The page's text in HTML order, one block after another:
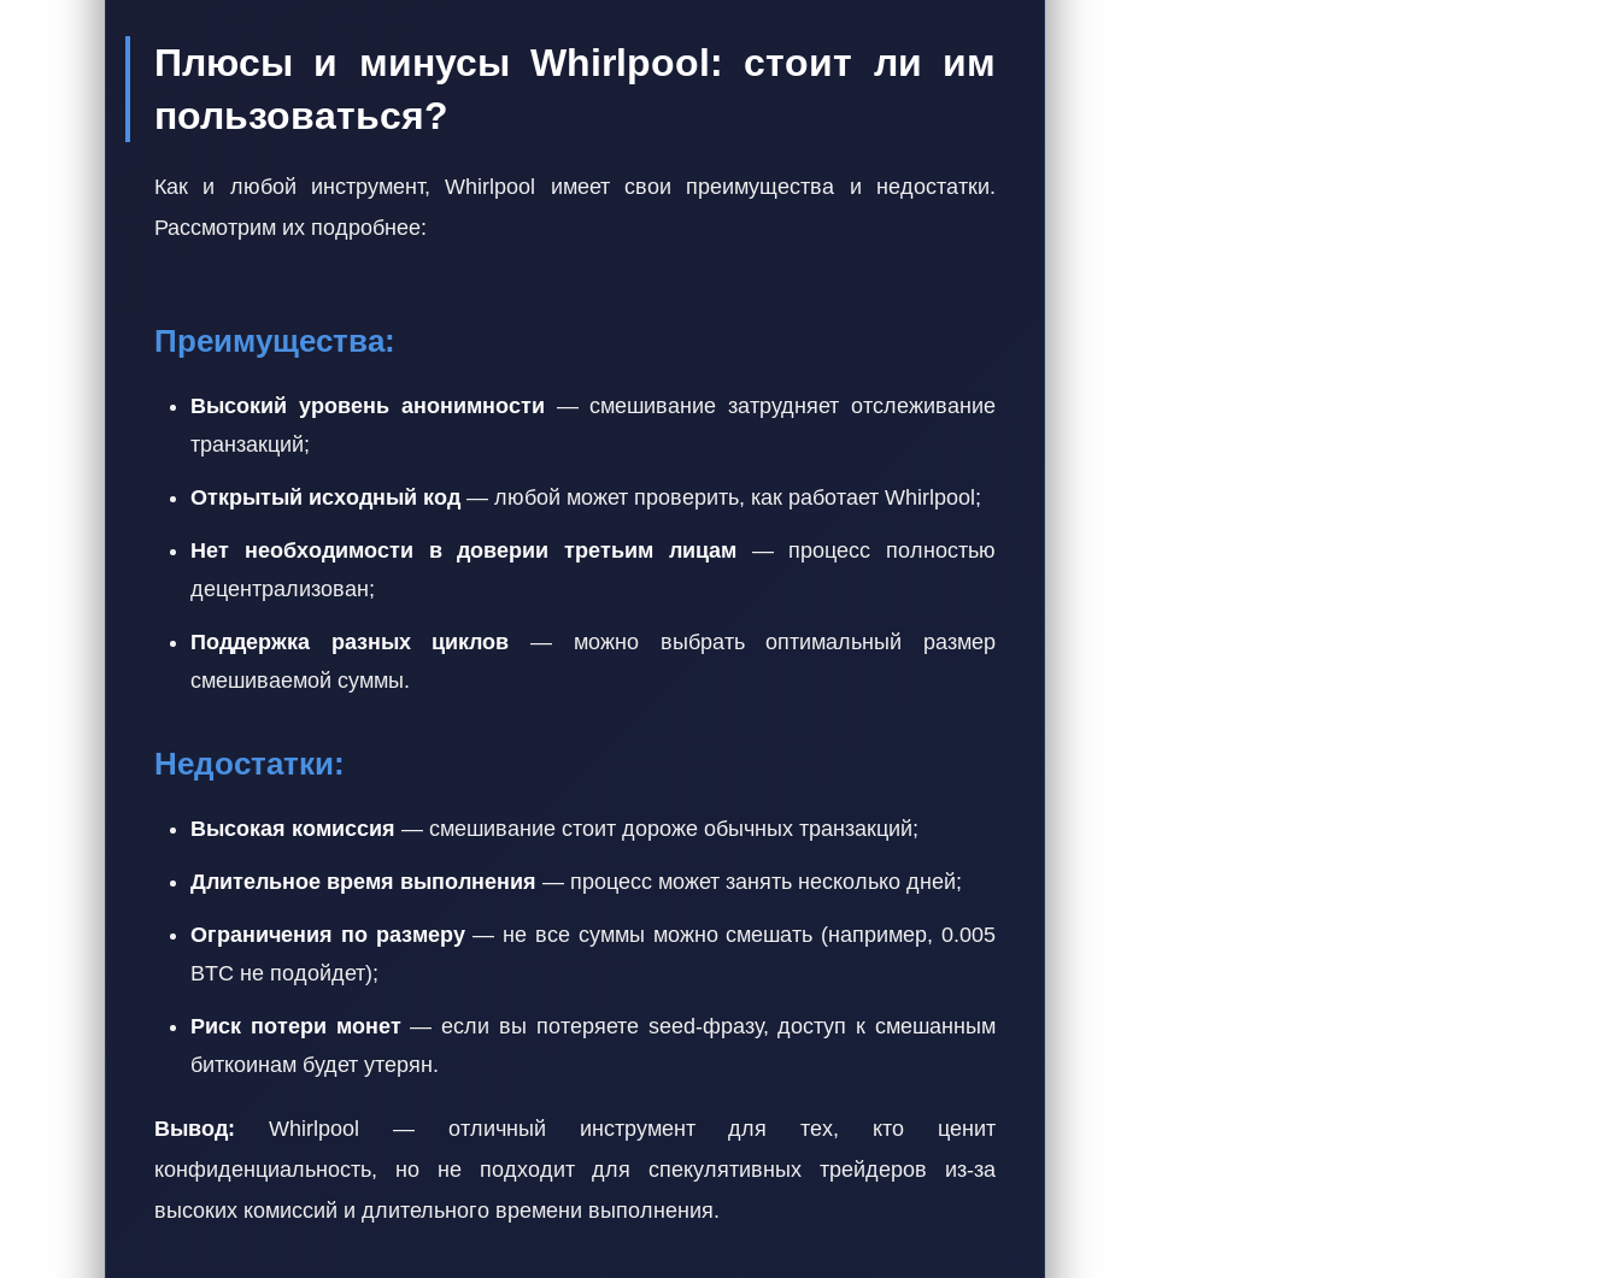
Плюсы и минусы Whirlpool: стоит ли им
пользоваться?
Как и любой инструмент, Whirlpool имеет свои преимущества и недостатки.
Рассмотрим их подробнее:
Преимущества:
Высокий уровень анонимности — смешивание затрудняет отслеживание
транзакций;
Открытый исходный код — любой может проверить, как работает Whirlpool;
Нет необходимости в доверии третьим лицам — процесс полностью
децентрализован;
Поддержка разных циклов — можно выбрать оптимальный размер
смешиваемой суммы.
Недостатки:
Высокая комиссия — смешивание стоит дороже обычных транзакций;
Длительное время выполнения — процесс может занять несколько дней;
Ограничения по размеру— не все суммы можно смешать (например, 0.005
BTC не подойдет);
Риск потери монет— если вы потеряете seed-фразу, доступ к смешанным
биткоинам будет утерян.
Вывод: Whirlpool — отличный инструмент для тех, кто ценит
конфиденциальность, но не подходит для спекулятивных трейдеров из-за
высоких комиссий и длительного времени выполнения.